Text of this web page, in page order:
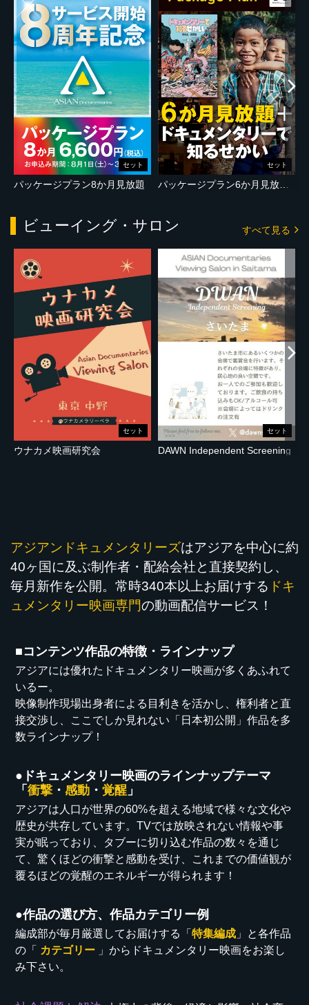
セット
パッケージプラン8か月見放題
セット
ビューイング・サロン すべて見る
セット
ウナカメ映画研究会
セット
DAWN Independent Screening
アジアンドキュメンタリーズはアジアを中心に約
40ヶ国に及ぶ制作者・配給会社と直接契約し、
毎月新作を公開。常時340本以上お届けする ドキ
ュメンタリー映画専門の動画配信サービス！
■コンテンツ作品の特徴・ラインナップ
アジアには優れたドキュメンタリー映画が多くあふれて
いるー。
映像制作現場出身者による目利きを活かし、権利者と直
接交渉し、ここでしか見れない「日本初公開」作品を多
数ラインナップ！
●ドキュメンタリー映画のラインナップテーマ
「衝撃 ・感動 ・覚醒 」
アジアは人口が世界の60%を超える地域で様々な文化や
歴史が共存しています。TVでは放映されない情報や事
実が眠っており、タブーに切り込む作品の数々を通じ
て、驚くほどの衝撃と感動を受け、これまでの価値観が
覆るほどの覚醒のエネルギーが得られます！
●作品の選び方、作品カテゴリー例
編成部が毎月厳選してお届けする「特集編成 」と各作品
の「 カテゴリー 」からドキュメンタリー映画をお楽し
み下さい。